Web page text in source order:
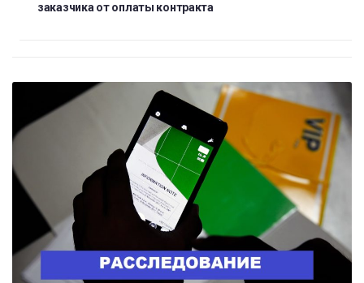
заказчика от оплаты контракта